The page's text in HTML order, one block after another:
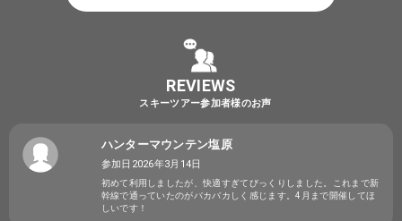
REVIEWS
スキーツアー参加者様のお声
ハンターマウンテン塩原
参加日2026年3月14日
初めて利用しましたが、快適すぎてびっくりしました。これまで新
幹線で通っていたのがバカバカしく感じます。4月まで開催してほ
しいです！